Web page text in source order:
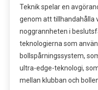
Teknik spelar en
genom att tillhandahålla
noggrannheten i
teknologierna som
bollspårningssystem,
ultra-edge-teknologi,
mellan klubban och